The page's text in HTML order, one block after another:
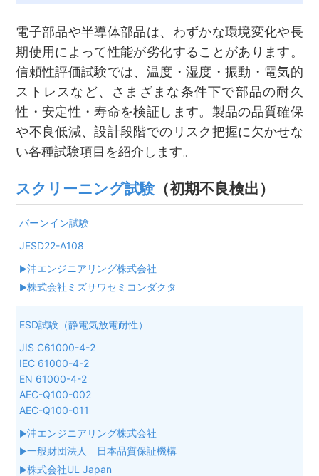
電子部品や半導体部品は、わずかな環境変化や長
期使用によって性能が劣化することがあります。
信頼性評価試験では、温度・湿度・振動・電気的
ストレスなど、さまざまな条件下で部品の耐久
性・安定性・寿命を検証します。製品の品質確保
や不良低減、設計段階でのリスク把握に欠かせな
い各種試験項目を紹介します。
スクリーニング試験（初期不良検出）
バーンイン試験
JESD22-A108
沖エンジニアリング株式会社
株式会社ミズサワセミコンダクタ
ESD試験（静電気放電耐性）
JIS C61000-4-2
IEC 61000-4-2
EN 61000-4-2
AEC-Q100-002
AEC-Q100-011
沖エンジニアリング株式会社
一般財団法人 日本品質保証機構
株式会社UL Japan